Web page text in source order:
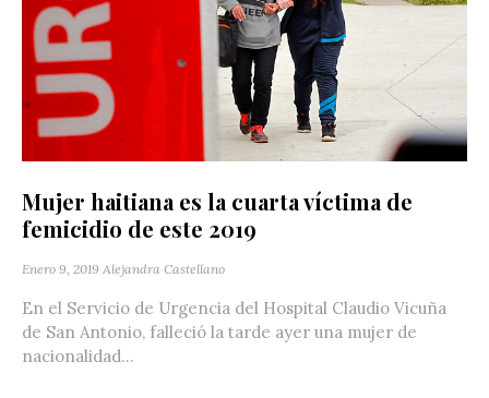
Mujer haitiana es la cuarta víctima de
femicidio de este 2019
Enero 9, 2019 Alejandra Castellano
En el Servicio de Urgencia del Hospital Claudio Vicuña
de San Antonio, falleció la tarde ayer una mujer de
nacionalidad...